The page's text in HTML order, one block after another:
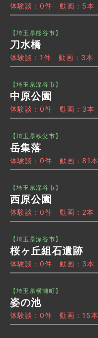
体験談：0件 動画：5本
【埼玉県熊谷市】
刀水橋
体験談：1件 動画：3本
【埼玉県深谷市】
中原公園
体験談：0件 動画：3本
【埼玉県秩父市】
岳集落
体験談：0件 動画：81本
【埼玉県深谷市】
西原公園
体験談：0件 動画：2本
【埼玉県深谷市】
桜ヶ丘組石遺跡
体験談：0件 動画：3本
【埼玉県横瀬町】
姿の池
体験談：0件 動画：15本